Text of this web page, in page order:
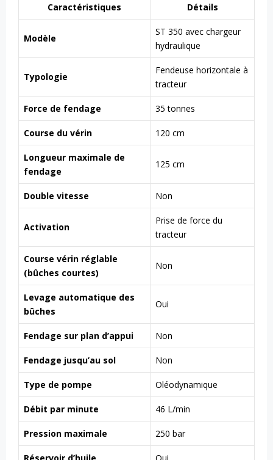
Caractéristiques Détails
Modèle
ST 350 avec chargeur
hydraulique
Typologie
Fendeuse horizontale à
tracteur
Force de fendage 35 tonnes
Course du vérin 120 cm
Longueur maximale de
fendage
125 cm
Double vitesse Non
Activation
Prise de force du
tracteur
Course vérin réglable
(bûches courtes)
Non
Levage automatique des
bûches
Oui
Fendage sur plan d’appui Non
Fendage jusqu’au sol Non
Type de pompe Oléodynamique
Débit par minute 46 L/min
Pression maximale 250 bar